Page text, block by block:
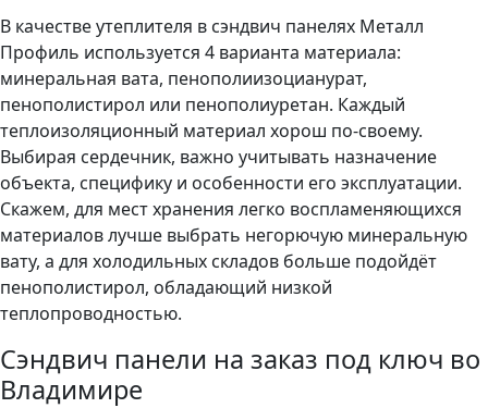
В качестве утеплителя в сэндвич панелях Металл
Профиль используется 4 варианта материала:
минеральная вата, пенополиизоцианурат,
пенополистирол или пенополиуретан. Каждый
теплоизоляционный материал хорош по-своему.
Выбирая сердечник, важно учитывать назначение
объекта, специфику и особенности его эксплуатации.
Скажем, для мест хранения легко воспламеняющихся
материалов лучше выбрать негорючую минеральную
вату, а для холодильных складов больше подойдёт
пенополистирол, обладающий низкой
теплопроводностью.
Сэндвич панели на заказ под ключ во
Владимире